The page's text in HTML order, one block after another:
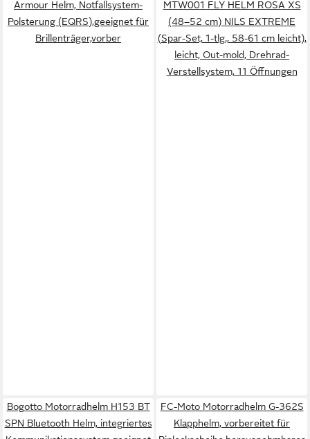
Armour Helm, Notfallsystem-
Polsterung (EQRS),geeignet für
Brillenträger,vorber
MTW001 FLY HELM ROSA XS
(48–52 cm) NILS EXTREME
(Spar-Set, 1-tlg., 58-61 cm leicht),
leicht, Out-mold, Drehrad-
Verstellsystem, 11 Öffnungen
Bogotto Motorradhelm H153 BT
SPN Bluetooth Helm, integriertes
FC-Moto Motorradhelm G-362S
Klapphelm, vorbereitet für